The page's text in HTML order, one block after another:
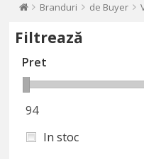
Branduri de Buyer
Filtrează
Pret
94
In stoc